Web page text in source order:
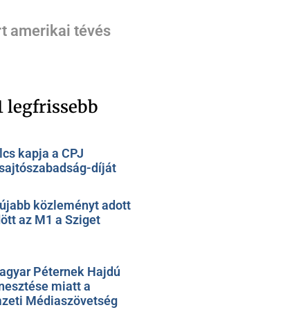
amerikai tévés
legfrissebb
kapja a CPJ
díját
közleményt adott
az M1 a Sziget
Péternek Hajdú
miatt a
Médiaszövetség